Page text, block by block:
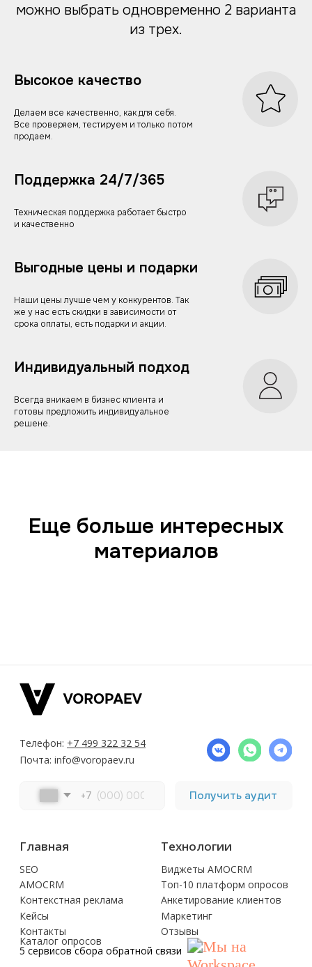
можно выбрать одновременно 2 варианта
из трех.
Высокое качество
Делаем все качественно, как для себя.
Все проверяем, тестируем и только потом
продаем.
Поддержка 24/7/365
Техническая поддержка работает быстро
и качественно
Выгодные цены и подарки
Наши цены лучше чем у конкурентов. Так
же у нас есть скидки в зависимости от
срока оплаты, есть подарки и акции.
Индивидуальный подход
Всегда вникаем в бизнес клиента и
готовы предложить индивидуальное
решене.
Еще больше интересных
материалов